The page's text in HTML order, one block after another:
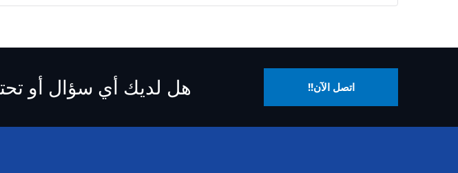
هل لديك أي سؤال أو اتصل الآن!!